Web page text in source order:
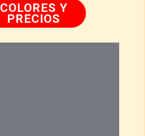
COLORES Y
PRECIOS